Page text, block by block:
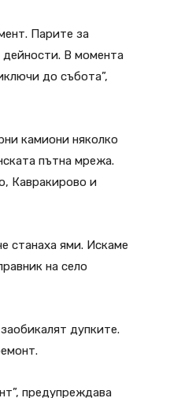
Парите за
дейности. В момента
до събота”,
камиони няколко
пътна мрежа.
Кавракирово и
станаха ями. Искаме
на село
дупките.
предупреждава